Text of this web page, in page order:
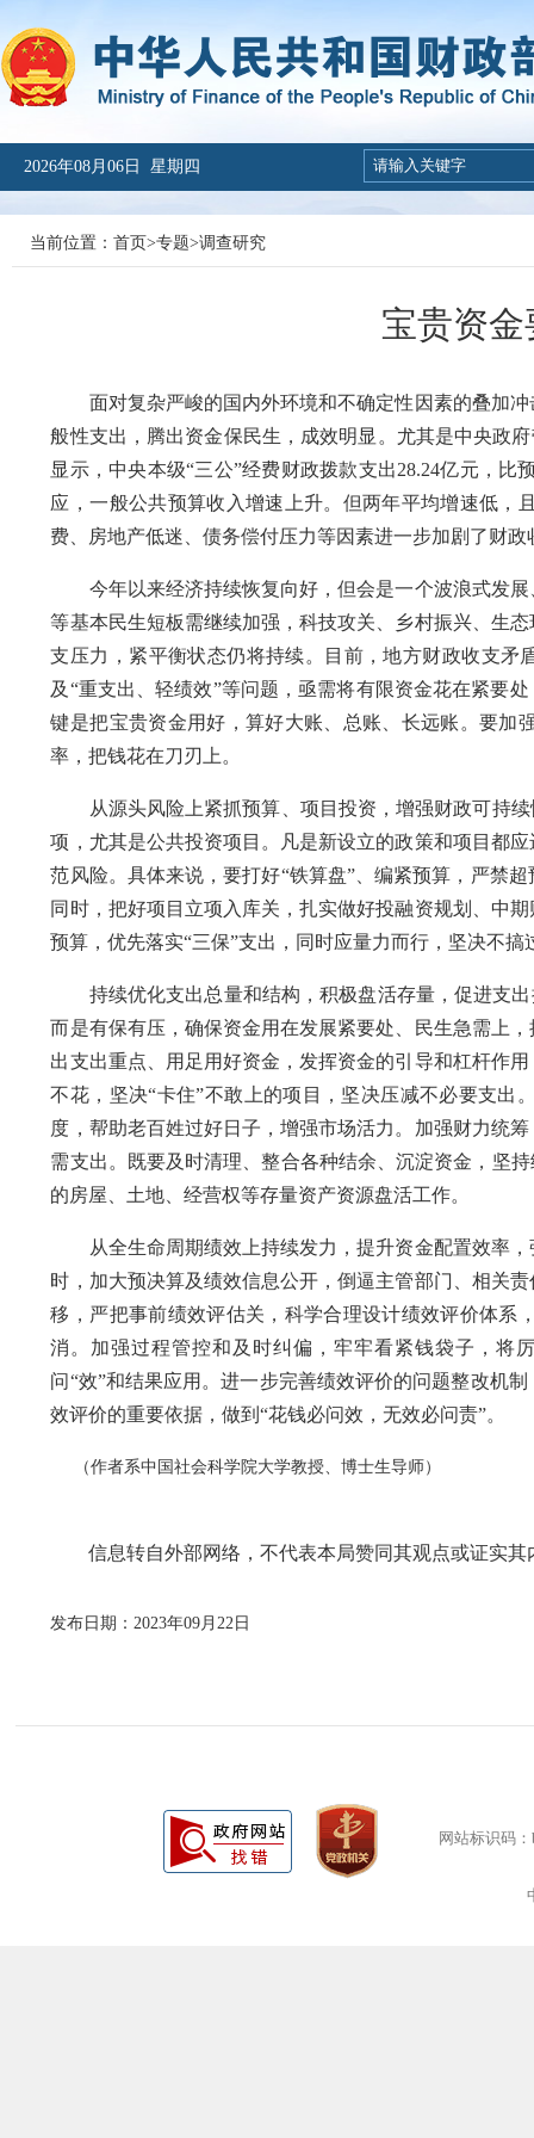
2026年08月06日 星期四
当前位置： 首页>专题>调查研究
宝贵资
面对复杂严峻的国内外环境和不确定性因素的叠加冲
般性支出，腾出资金保民生，成效明显。尤其是中央政
显示，中央本级“三公”经费财政拨款支出28.24亿元，
应，一般公共预算收入增速上升。但两年平均增速低，
费、房地产低迷、债务偿付压力等因素进一步加剧了财
今年以来经济持续恢复向好，但会是一个波浪式发展
等基本民生短板需继续加强，科技攻关、乡村振兴、生
支压力，紧平衡状态仍将持续。目前，地方财政收支矛
及“重支出、轻绩效”等问题，亟需将有限资金花在紧要
键是把宝贵资金用好，算好大账、总账、长远账。要加
率，把钱花在刀刃上。
从源头风险上紧抓预算、项目投资，增强财政可持续
项，尤其是公共投资项目。凡是新设立的政策和项目都
范风险。具体来说，要打好“铁算盘”、编紧预算，严禁
同时，把好项目立项入库关，扎实做好投融资规划、中
预算，优先落实“三保”支出，同时应量力而行，坚决不
持续优化支出总量和结构，积极盘活存量，促进支出
而是有保有压，确保资金用在发展紧要处、民生急需上
出支出重点、用足用好资金，发挥资金的引导和杠杆作
不花，坚决“卡住”不敢上的项目，坚决压减不必要支出
度，帮助老百姓过好日子，增强市场活力。加强财力统
需支出。既要及时清理、整合各种结余、沉淀资金，坚
的房屋、土地、经营权等存量资产资源盘活工作。
从全生命周期绩效上持续发力，提升资金配置效率，
时，加大预决算及绩效信息公开，倒逼主管部门、相关
移，严把事前绩效评估关，科学合理设计绩效评价体系
消。加强过程管控和及时纠偏，牢牢看紧钱袋子，将
问“效”和结果应用。进一步完善绩效评价的问题整改机
效评价的重要依据，做到“花钱必问效，无效必问责”。
（作者系中国社会科学院大学教授、博士生导师）
信息转自外部网络，不代表本局赞同其观点或证实
发布日期：2023年09月22日
网站标识码